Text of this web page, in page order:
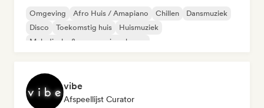
Omgeving Afro Huis / Amapiano Chillen
Dansmuziek
Disco
Toekomstig huis
Huismuziek
Melodische & progressieve house
vibe
Afspeellijst Curator